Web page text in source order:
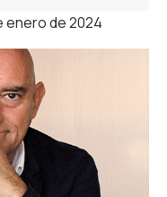
enero de 2024